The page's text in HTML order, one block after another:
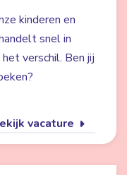
kinderen en
snel in
verschil. Ben jij
vacature